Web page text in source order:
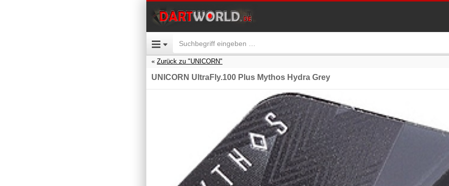
Zurück zu "UNICORN"
UNICORN UltraFly.100 Plus Mythos Hydra Grey